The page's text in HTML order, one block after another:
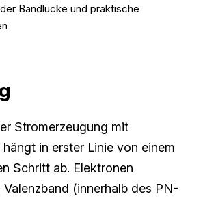
Bandlücke und praktische
Stromerzeugung mit
hängt in erster Linie von einem
Schritt ab. Elektronen
(innerhalb des PN-